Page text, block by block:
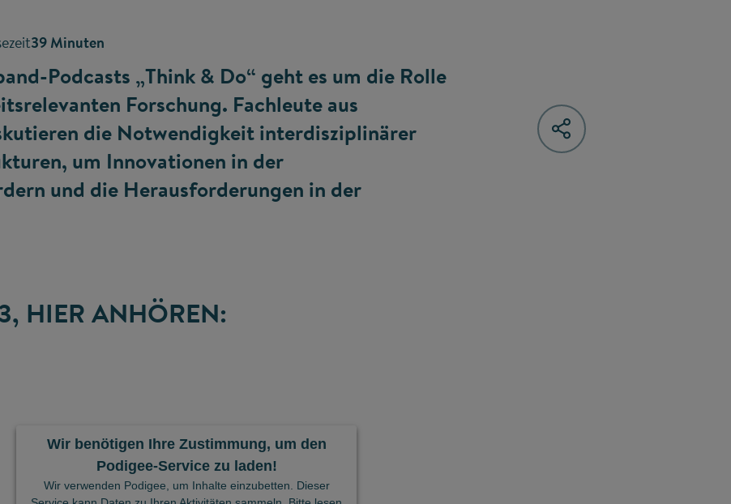
39 Minuten
Podcasts „Think & Do“ geht es um die Rolle
Forschung. Fachleute aus
die Notwendigkeit interdisziplinärer
um Innovationen in der
und die Herausforderungen in der
HIER ANHÖREN:
Wir benötigen Ihre Zustimmung, um den
Podigee-Service zu laden!
Wir verwenden Podigee, um Inhalte einzubetten. Dieser